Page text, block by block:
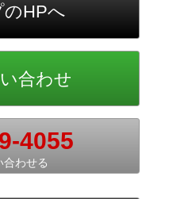
4055
合わせる